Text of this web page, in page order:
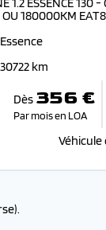
180000KM EAT8
Essence
30722 km
Dès 356 €
Par mois en LOA
Véhicule